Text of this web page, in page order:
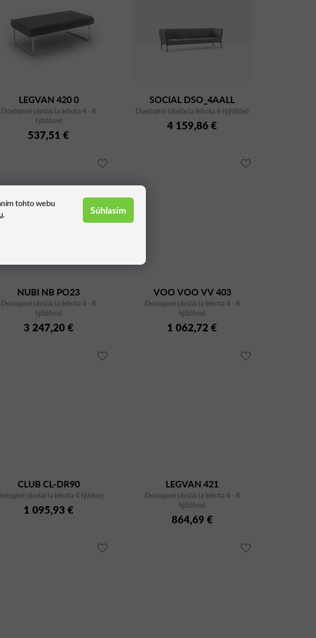
tohto webu
. Súhlasím
LEGVAN 420 0
Dostupné (dodacia lehota 4 - 8
týždňov)
537,51 €
SOCIAL DSO_4AALL
Dostupné (dodacia lehota 6 týždňov)
4 159,86 €
NUBI NB PO23
Dostupné (dodacia lehota 4 - 8
týždňov)
3 247,20 €
VOO VOO VV 403
Dostupné (dodacia lehota 4 - 8
týždňov)
1 062,72 €
CLUB CL-DR90
(dodacia lehota 4 týždne)
1 095,93 €
LEGVAN 421
Dostupné (dodacia lehota 4 - 8
týždňov)
864,69 €